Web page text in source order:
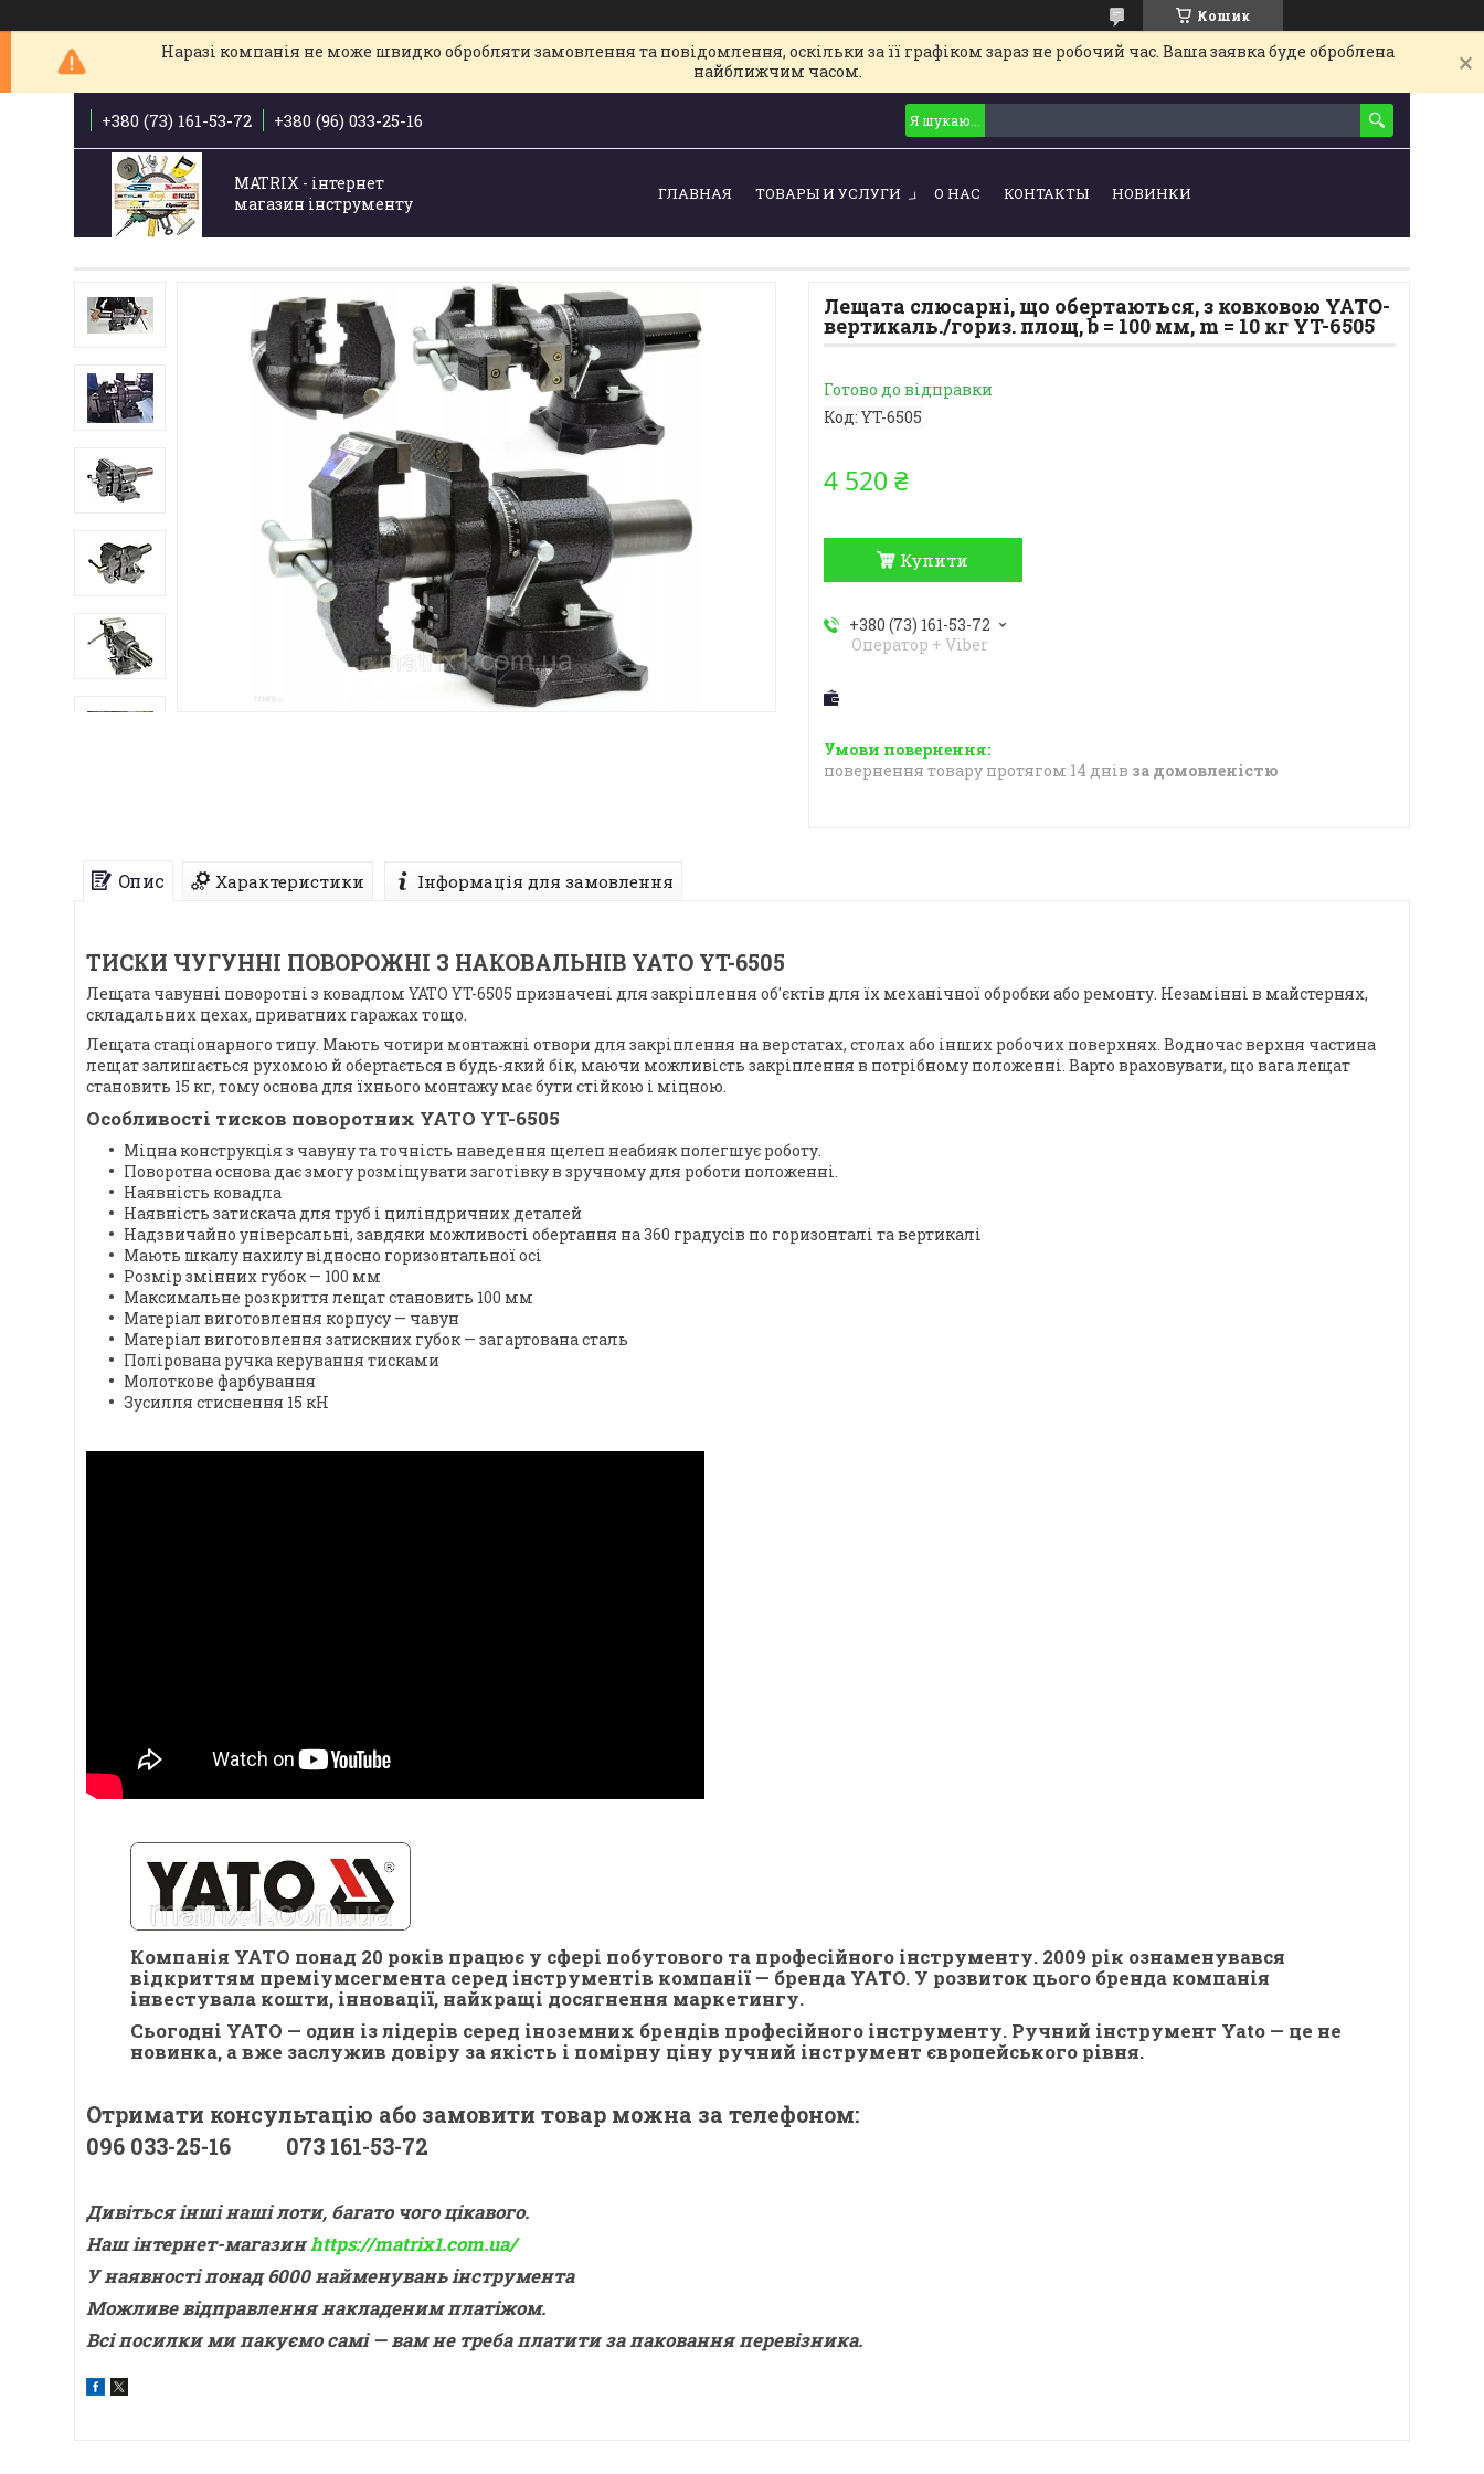
Кошик
Наразі компанія не може швидко обробляти замовлення та повідомлення, оскільки за її графіком зараз не робочий час. Ваша заявка буде оброблена
найближчим часом.
+380 (73) 161-53-72 +380 (96) 033-25-16
MATRIX - інтернет
магазин інструменту
ГЛАВНАЯ ТОВАРЫ И УСЛУГИ О НАС КОНТАКТЫ НОВИНКИ
Лещата слюсарні, що обертаються, з ковковою YATO-
вертикаль./гориз. площ, b = 100 мм, m = 10 кг YT-6505
Готово до відправки
Код: YT-6505
4 520 ₴
Купити
+380 (73) 161-53-72
Оператор + Viber
повернення товару протягом 14 днів за домовленістю
Опис Характеристики Інформація для замовлення
ТИСКИ ЧУГУННІ ПОВОРОЖНІ З НАКОВАЛЬНІВ YATO YT-6505
Лещата чавунні поворотні з ковадлом YATO YT-6505 призначені для закріплення об'єктів для їх механічної обробки або ремонту. Незамінні в майстернях,
складальних цехах, приватних гаражах тощо.
Лещата стаціонарного типу. Мають чотири монтажні отвори для закріплення на верстатах, столах або інших робочих поверхнях. Водночас верхня частина
лещат залишається рухомою й обертається в будь-який бік, маючи можливість закріплення в потрібному положенні. Варто враховувати, що вага лещат
становить 15 кг, тому основа для їхнього монтажу має бути стійкою і міцною.
Особливості тисков поворотних YATO YT-6505
Міцна конструкція з чавуну та точність наведення щелеп неабияк полегшує роботу.
Поворотна основа дає змогу розміщувати заготівку в зручному для роботи положенні.
Наявність ковадла
Наявність затискача для труб і циліндричних деталей
Надзвичайно універсальні, завдяки можливості обертання на 360 градусів по горизонталі та вертикалі
Мають шкалу нахилу відносно горизонтальної осі
Розмір змінних губок — 100 мм
Максимальне розкриття лещат становить 100 мм
Матеріал виготовлення корпусу — чавун
Матеріал виготовлення затискних губок — загартована сталь
Полірована ручка керування тисками
Молоткове фарбування
Зусилля стиснення 15 кН
Компанія YATO понад 20 років працює у сфері побутового та професійного інструменту. 2009 рік ознаменувався
відкриттям преміумсегмента серед інструментів компанії — бренда YATO. У розвиток цього бренда компанія
інвестувала кошти, інновації, найкращі досягнення маркетингу.
Сьогодні YATO — один із лідерів серед іноземних брендів професійного інструменту. Ручний інструмент Yato — це не
новинка, а вже заслужив довіру за якість і помірну ціну ручний інструмент європейського рівня.
Отримати консультацію або замовити товар можна за телефоном:
096 033-25-16 073 161-53-72
Дивіться інші наші лоти, багато чого цікавого.
Наш інтернет-магазинhttps://matrix1.com.ua/
У наявності понад 6000 найменувань інструмента
Можливе відправлення накладеним платіжом.
Всі посилки ми пакуємо самі — вам не треба платити за паковання перевізника.